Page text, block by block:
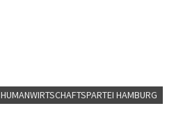
HUMANWIRTSCHAFTSPARTEI HAMBURG